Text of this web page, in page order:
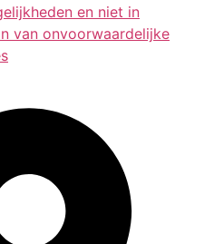
en niet in
van onvoorwaardelijke